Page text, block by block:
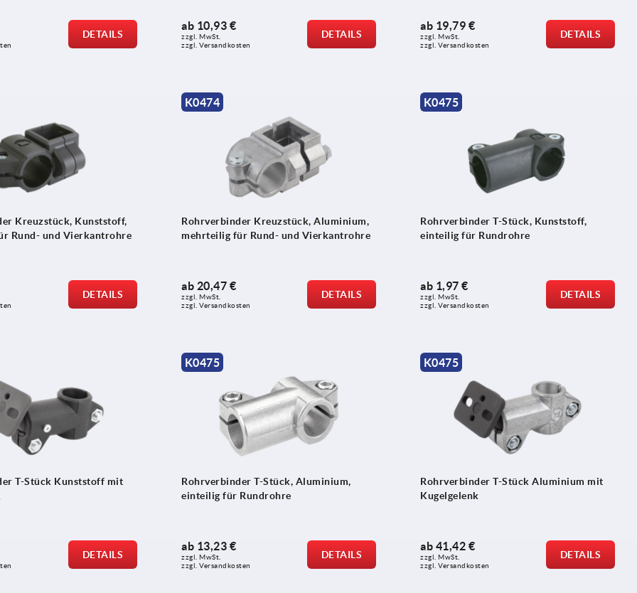
DETAILS
ab 10,93 €
zzgl. MwSt.
zzgl. Versandkosten
DETAILS
ab 19,79 €
zzgl. MwSt.
zzgl. Versandkosten
DETAILS
Kreuzstück, Kunststoff,
Rund- und Vierkantrohre
DETAILS
K0474
Rohrverbinder Kreuzstück, Aluminium,
mehrteilig für Rund- und Vierkantrohre
ab 20,47 €
zzgl. MwSt.
zzgl. Versandkosten
DETAILS
K0475
Rohrverbinder T-Stück, Kunststoff,
einteilig für Rundrohre
ab 1,97 €
zzgl. MwSt.
zzgl. Versandkosten
DETAILS
T-Stück Kunststoff mit
DETAILS
K0475
Rohrverbinder T-Stück, Aluminium,
einteilig für Rundrohre
ab 13,23 €
zzgl. MwSt.
zzgl. Versandkosten
DETAILS
K0475
Rohrverbinder T-Stück Aluminium mit
Kugelgelenk
ab 41,42 €
zzgl. MwSt.
zzgl. Versandkosten
DETAILS